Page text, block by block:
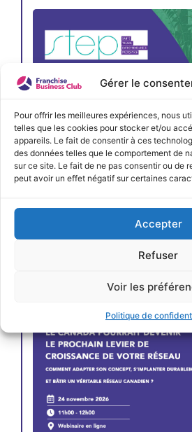
Gérer le
Pour offrir les meilleures expériences, nous
telles que les cookies pour stocker et/ou
appareils. Le fait de consentir à ces
des données telles que le comportement de
sur ce site. Le fait de ne pas consentir ou de
peut avoir un effet négatif sur certaines
Accepter
Refuser
Voir les
Politique de
JE M'INSCRIS